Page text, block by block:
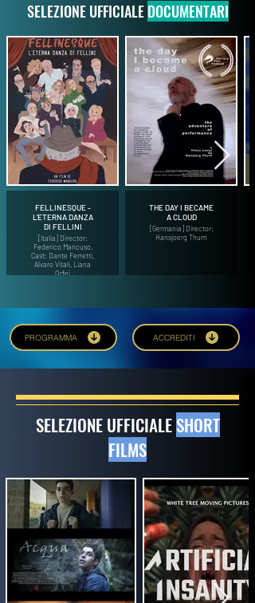
SELEZIONE UFFICIALEDOCUMENTARI
FELLINESQUE -
L'ETERNA DANZA
DI FELLINI
[Italia] Director:
Federico Mancuso.
Cast: Dante Ferretti,
Alvaro Vitali, Liana
Orfei
THE DAY I BECAME
A CLOUD
[Germania] Director:
Hansjoerg Thurn
PROGRAMMA ACCREDITI
SELEZIONE UFFICIALESHORT
FILMS